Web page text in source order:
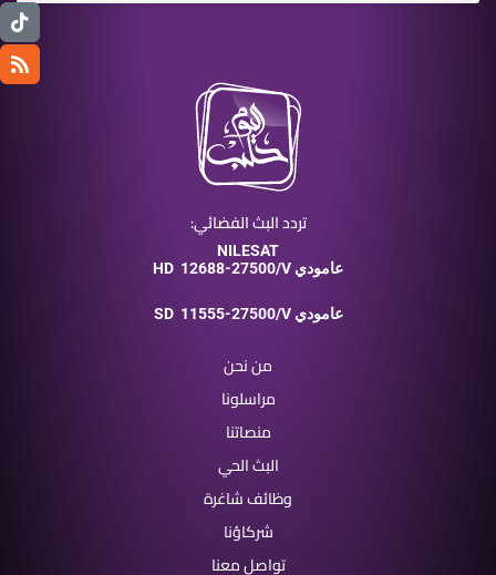
تردد البث الفضائي:
NILESAT
HD
12688-27500/V عامودي
SD 11555-27500/V عامودي
من نحن
مراسلونا
منصاتنا
البث الحي
وظائف شاغرة
شركاؤنا
تواصل معنا